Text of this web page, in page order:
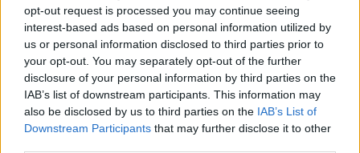
opt-out request is processed you may continue seeing
interest-based ads based on personal information utilized by
us or personal information disclosed to third parties prior to
your opt-out. You may separately opt-out of the further
disclosure of your personal information by third parties on the
IAB’s list of downstream participants. This information may
also be disclosed by us to third parties on the IAB’s List of
Downstream Participants that may further disclose it to other
την κεντροαριστερά και επαναπατρίσει τους
χαμένους ψηφοφόρους του κόμματος. Εκεί
θεωρεί ότι ο Νίκος Ανδρουλάκης ότι θα
δημιουργηθεί ένα μεγάλο κενό, εκτιμώντας
ότι ο ΣΥΡΙΖΑδεν αποκλείεται στην πορεία
να στραφεί κυρίως προς τα Αριστερά.